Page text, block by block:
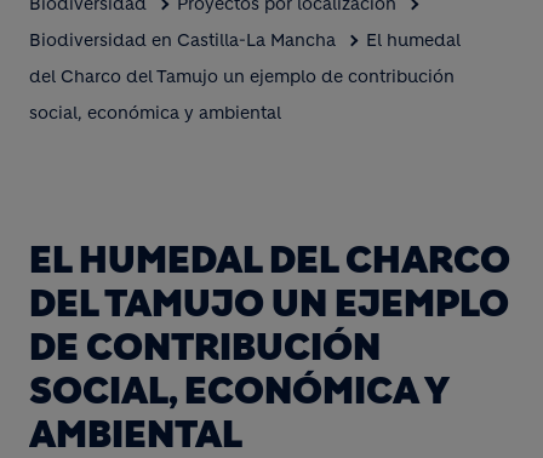
Biodiversidad en Castilla-La Mancha
El humedal
del Charco del Tamujo un ejemplo de contribución
social, económica y ambiental
EL HUMEDAL DEL CHARCO
DEL TAMUJO UN EJEMPLO
DE CONTRIBUCIÓN
SOCIAL, ECONÓMICA Y
AMBIENTAL